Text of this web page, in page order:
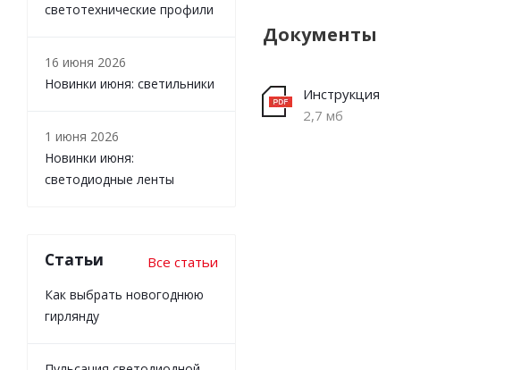
Документы
Инструкция
2,7 мб
светотехнические профили
16 июня 2026
Новинки июня: светильники
1 июня 2026
Новинки июня:
светодиодные ленты
Статьи Все статьи
Как выбрать новогоднюю
гирлянду